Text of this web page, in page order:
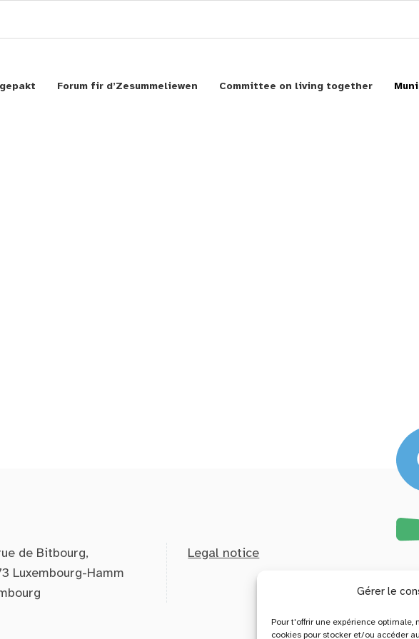
Gérer le
Pour t'offrir une expérience
cookies pour stocker et/ou accéder
Forum fir d’Zesummeliewen Committee on living together
de Bitbourg,
Luxembourg-Hamm
Legal notice